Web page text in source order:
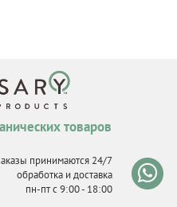
товаров
принимаются 24/7
обработка и доставка
пн-пт с 9:00 - 18:00